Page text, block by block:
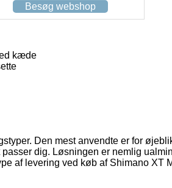
Besøg webshop
kæde
Den mest anvendte er for
dig. Løsningen er nemlig
af levering ved køb af Shimano XT